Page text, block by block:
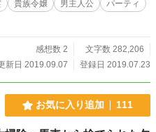
場へと身を投げ出す。 青年が
を用いて目指すのは『七大迷宮』の真
貴族令嬢 男主人公
パーティ
感想数 2
文字数 282,206
新日 2019.09.07
登録日 2019.07.23
お気に入り追加 111